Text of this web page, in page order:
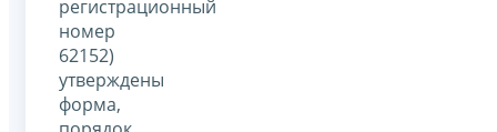
регистрационный
номер
62152)
утверждены
форма,